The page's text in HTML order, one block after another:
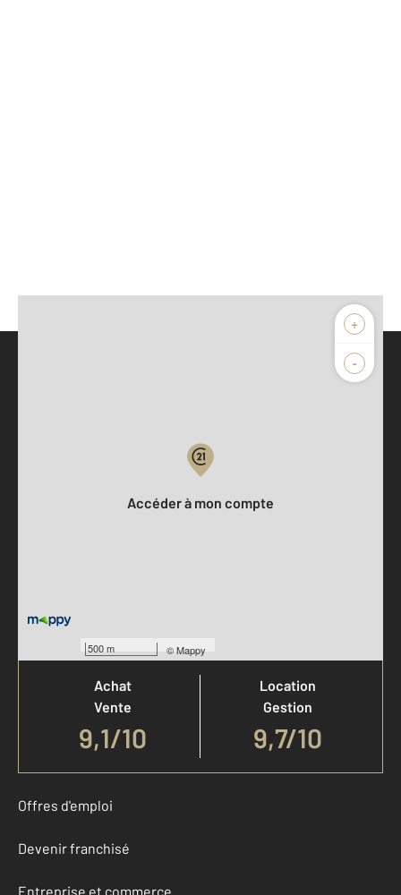
+
-
500 m ©Mappy
Accéder à mon compte
Votre agence est notée
Achat
Vente
9,1/10
Location
Gestion
9,7/10
Offres d'emploi
Devenir franchisé
Entreprise et commerce